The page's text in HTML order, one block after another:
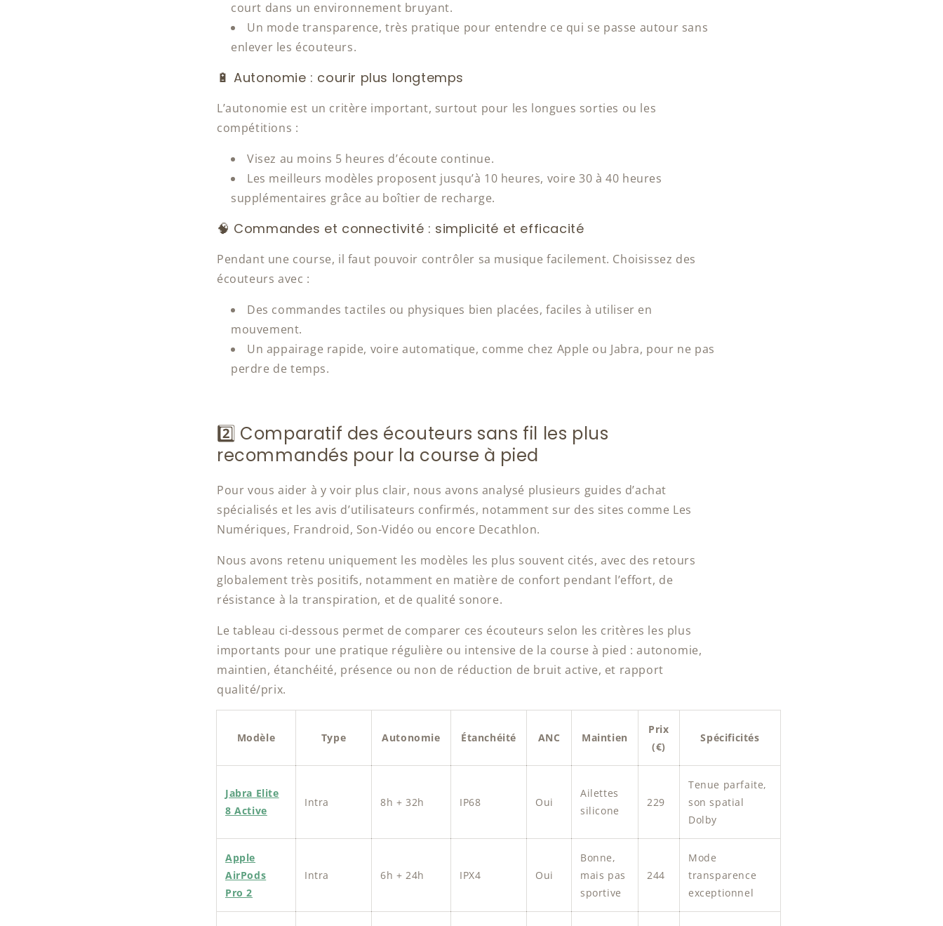
court dans un environnement bruyant.
Un mode transparence, très pratique pour entendre ce qui se passe autour sans
enlever les écouteurs.
🔋 Autonomie : courir plus longtemps
L’autonomie est un critère important, surtout pour les longues sorties ou les
compétitions :
Visez au moins 5 heures d’écoute continue.
Les meilleurs modèles proposent jusqu’à 10 heures, voire 30 à 40 heures
supplémentaires grâce au boîtier de recharge.
🧠 Commandes et connectivité : simplicité et efficacité
Pendant une course, il faut pouvoir contrôler sa musique facilement. Choisissez des
écouteurs avec :
Des commandes tactiles ou physiques bien placées, faciles à utiliser en
mouvement.
Un appairage rapide, voire automatique, comme chez Apple ou Jabra, pour ne pas
perdre de temps.
2️⃣ Comparatif des écouteurs sans fil les plus
recommandés pour la course à pied
Pour vous aider à y voir plus clair, nous avons analysé plusieurs guides d’achat
spécialisés et les avis d’utilisateurs confirmés, notamment sur des sites comme Les
Numériques, Frandroid, Son-Vidéo ou encore Decathlon.
Nous avons retenu uniquement les modèles les plus souvent cités, avec des retours
globalement très positifs, notamment en matière de confort pendant l’effort, de
résistance à la transpiration, et de qualité sonore.
Le tableau ci-dessous permet de comparer ces écouteurs selon les critères les plus
importants pour une pratique régulière ou intensive de la course à pied : autonomie,
maintien, étanchéité, présence ou non de réduction de bruit active, et rapport
qualité/prix.
Modèle Type Autonomie Étanchéité ANC Maintien
Prix
(€)
Spécificités
Jabra Elite
8 Active
Intra 8h + 32h IP68 Oui
Ailettes
silicone
229
Tenue parfaite,
son spatial
Dolby
Apple
AirPods
Pro 2
Intra 6h + 24h IPX4 Oui
Bonne,
mais pas
sportive
244
Mode
transparence
exceptionnel